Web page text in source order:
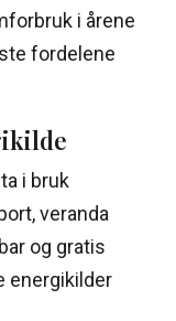
i årene
fordelene
i bruk
veranda
og gratis
energikilder